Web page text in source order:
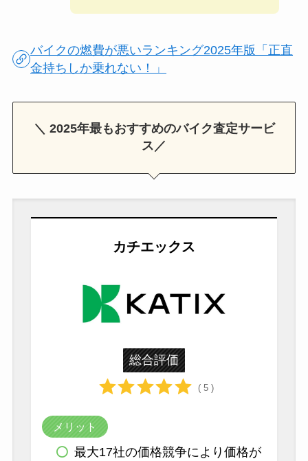
バイクの燃費が悪いランキング2025年版「正直
金持ちしか乗れない！」
＼ 2025年最もおすすめのバイク査定サービ
ス／
カチエックス
総合評価
( 5 )
メリット
最大17社の価格競争により価格が